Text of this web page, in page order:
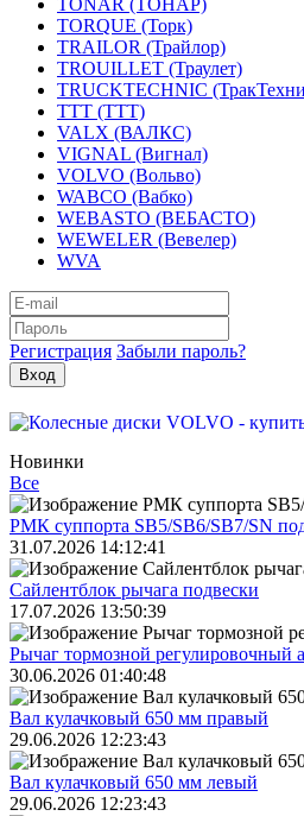
TONAR (ТОНАР)
TORQUE (Торк)
TRAILOR (Трайлор)
TROUILLET (Траулет)
TRUCKTECHNIC
TTT (ТТТ)
VALX (ВАЛКС)
VIGNAL (Вигнал)
VOLVO (Вольво)
WABCO (Вабко)
WEBASTO (ВЕБАСТО)
WEWELER (Вевелер)
WVA
Регистрация Забыли пароль?
Новинки
Все
РМК суппорта SB5/SB6/SB7/SN
31.07.2026 14:12:41
Сайлентблок рычага подвески
17.07.2026 13:50:39
Рычаг тормозной регулировочный
30.06.2026 01:40:48
Вал кулачковый 650 мм правый
29.06.2026 12:23:43
Вал кулачковый 650 мм левый
29.06.2026 12:23:43